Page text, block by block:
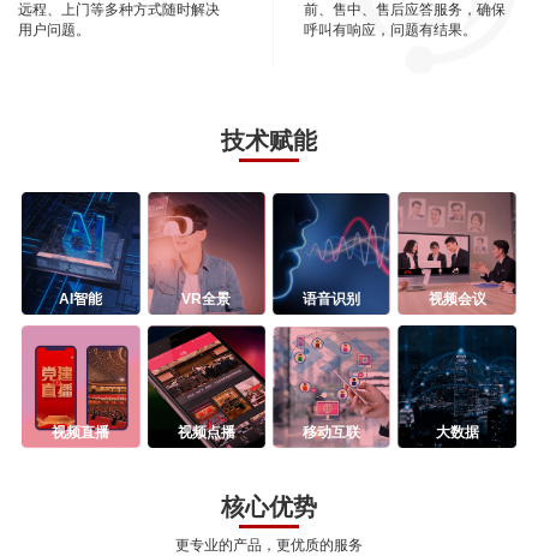
远程、上门等多种方式随时解决
用户问题。
前、售中、售后应答服务，确保
呼叫有响应，问题有结果。
技术赋能
AI智能 VR全景 语音识别 视频会议
视频直播 视频点播 移动互联 大数据
核心优势
更专业的产品，更优质的服务